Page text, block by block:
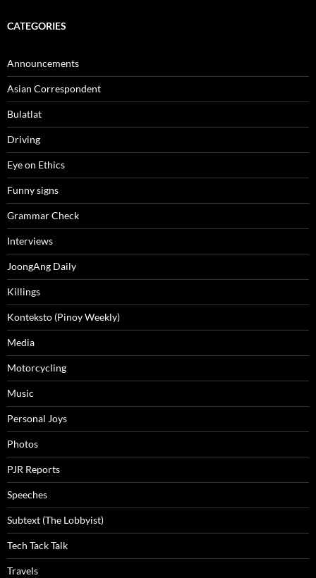
CATEGORIES
Announcements
Asian Correspondent
Bulatlat
Driving
Eye on Ethics
Funny signs
Grammar Check
Interviews
JoongAng Daily
Killings
Konteksto (Pinoy Weekly)
Media
Motorcycling
Music
Personal Joys
Photos
PJR Reports
Speeches
Subtext (The Lobbyist)
Tech Tack Talk
Travels